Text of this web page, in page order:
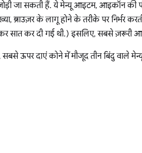
जा सकती हैं. ये मेन्यू आइटम, आइकॉन की
के लागू होने के तरीके पर निर्भर
सात कर दी गई थी.) इसलिए, सबसे ज़रूरी
ऊपर दाएं कोने में मौजूद तीन बिंदु वाले